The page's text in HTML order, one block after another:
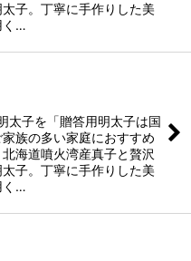
子。丁寧に手作りした美
く…
太子を「贈答用明太子は国
族の多い家庭におすすめ
海道噴火湾産真子と贅沢
子。丁寧に手作りした美
く…